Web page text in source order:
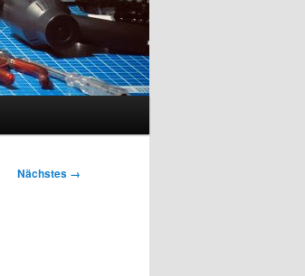
Nächstes →